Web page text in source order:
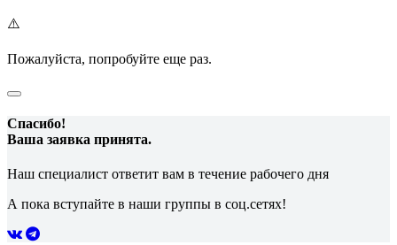
⚠️
Пожалуйста, попробуйте еще раз.
Спасибо!
Ваша заявка принята.
Наш специалист ответит вам в течение рабочего дня
А пока вступайте в наши группы в соц.сетях!